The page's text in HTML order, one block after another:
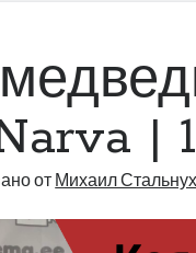
|
от Михаил